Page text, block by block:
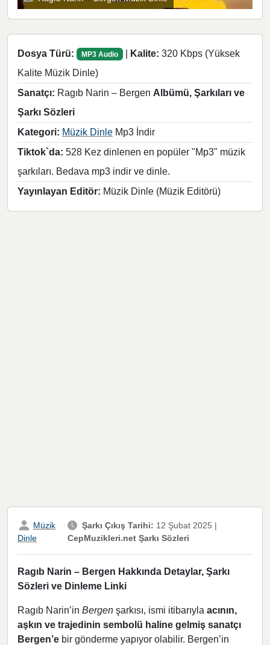
Dosya Türü: MP3 Audio | Kalite: 320 Kbps (Yüksek
Kalite Müzik Dinle)
Sanatçı: Ragıb Narin – Bergen Albümü, Şarkıları ve
Şarkı Sözleri
Kategori: Müzik Dinle Mp3 İndir
Tiktok`da: 528 Kez dinlenen en popüler "Mp3" müzik
şarkıları. Bedava mp3 indir ve dinle.
Yayınlayan Editör: Müzik Dinle (Müzik Editörü)
Müzik
Dinle
Şarkı Çıkış Tarihi: 12 Şubat 2025 |
CepMuzikleri.net Şarkı Sözleri
Ragıb Narin – Bergen Hakkında Detaylar, Şarkı
Sözleri ve Dinleme Linki
Ragıb Narin’in Bergen şarkısı, ismi itibarıyla acının,
aşkın ve trajedinin sembolü haline gelmiş sanatçı
Bergen’e bir gönderme yapıyor olabilir. Bergen’in